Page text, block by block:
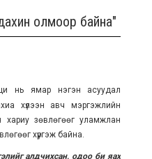
олмоор байна"
нь ямар нэгэн асуудал
хүлээн авч мэргэжлийн
зөвлөгөөг уламжлан
хүргэж байна.
алдчихсан, одоо би яах